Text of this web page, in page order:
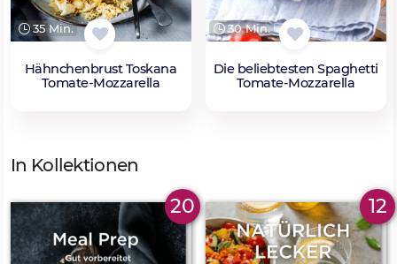
35 Min.
Hähnchenbrust Toskana
Tomate-Mozzarella
30 Min.
Die beliebtesten Spaghetti
Tomate-Mozzarella
In Kollektionen
20 12